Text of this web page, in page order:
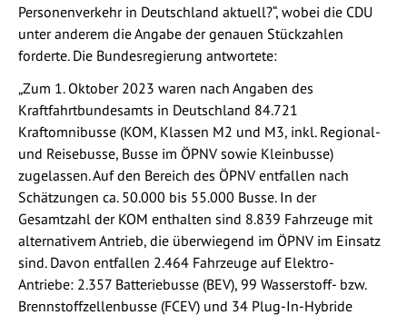
Personenverkehr in Deutschland aktuell?“, wobei die CDU
unter anderem die Angabe der genauen Stückzahlen
forderte. Die Bundesregierung antwortete:
„Zum 1. Oktober 2023 waren nach Angaben des
Kraftfahrtbundesamts in Deutschland 84.721
Kraftomnibusse (KOM, Klassen M2 und M3, inkl. Regional-
und Reisebusse, Busse im ÖPNV sowie Kleinbusse)
zugelassen. Auf den Bereich des ÖPNV entfallen nach
Schätzungen ca. 50.000 bis 55.000 Busse. In der
Gesamtzahl der KOM enthalten sind 8.839 Fahrzeuge mit
alternativem Antrieb, die überwiegend im ÖPNV im Einsatz
sind. Davon entfallen 2.464 Fahrzeuge auf Elektro-
Antriebe: 2.357 Batteriebusse (BEV), 99 Wasserstoff- bzw.
Brennstoffzellenbusse (FCEV) und 34 Plug-In-Hybride